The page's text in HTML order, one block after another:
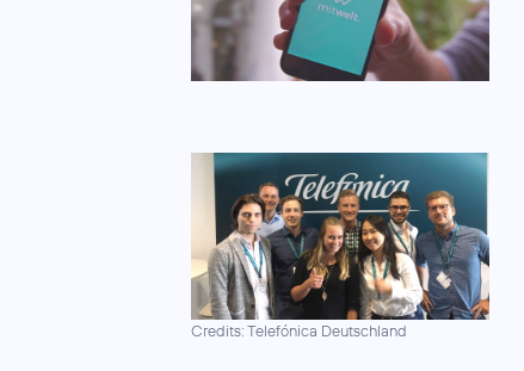
Credits: Telefónica Deutschland